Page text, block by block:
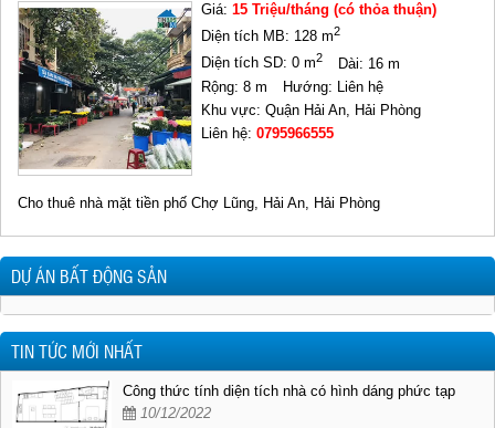
Giá:15 Triệu/tháng (có thỏa thuận)
Diện tích MB: 128 m2
Diện tích SD: 0 m2
Dài: 16 m
Rộng: 8 m
Hướng: Liên hệ
Khu vực: Quận Hải An, Hải Phòng
Liên hệ:0795966555
Cho thuê nhà mặt tiền phố Chợ Lũng, Hải An, Hải Phòng
DỰ ÁN BẤT ĐỘNG SẢN
TIN TỨC MỚI NHẤT
Công thức tính diện tích nhà có hình dáng phức tạp
10/12/2022